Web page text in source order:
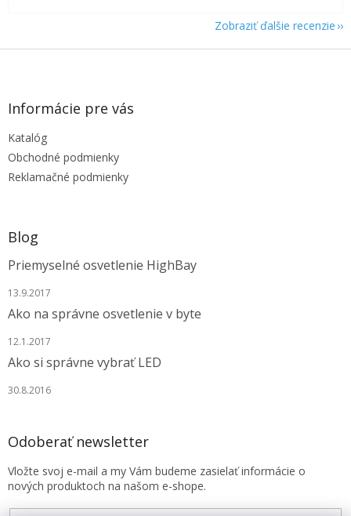
Zobraziť ďalšie recenzie
Z
Informácie pre vás
Katalóg
Obchodné podmienky
Reklamačné podmienky
Blog
Priemyselné osvetlenie HighBay
13.9.2017
Ako na správne osvetlenie v byte
12.1.2017
Ako si správne vybrať LED
30.8.2016
Odoberať newsletter
Vložte svoj e-mail a my Vám budeme zasielať informácie o
nových produktoch na našom e-shope.